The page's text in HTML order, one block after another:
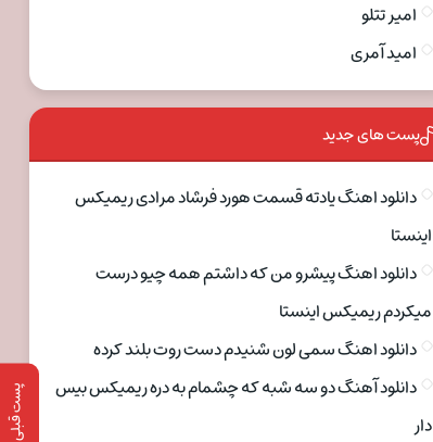
پست قبلی
امیر تتلو
امید آمری
پست های جدید
دانلود اهنگ یادته قسمت هورد فرشاد مرادی ریمیکس
اینستا
دانلود اهنگ پیشرو من که داشتم همه چیو درست
میکردم ریمیکس اینستا
دانلود اهنگ سمی لون شنیدم دست روت بلند کرده
دانلود آهنگ دو سه شبه که چشمام به دره ریمیکس بیس
دار